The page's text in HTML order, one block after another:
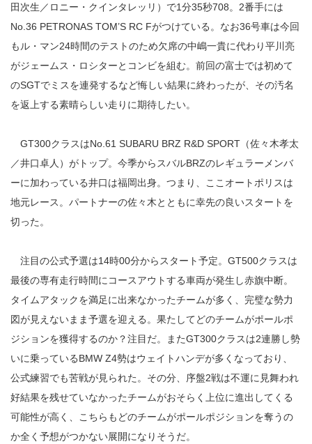
田次生／ロニー・クインタレッリ）で1分35秒708。2番手には
No.36 PETRONAS TOM’S RC Fがつけている。なお36号車は今回
もル・マン24時間のテストのため欠席の中嶋一貴に代わり平川亮
がジェームス・ロシターとコンビを組む。前回の富士では初めて
のSGTでミスを連発するなど悔しい結果に終わったが、その汚名
を返上する素晴らしい走りに期待したい。
GT300クラスはNo.61 SUBARU BRZ R&D SPORT（佐々木孝太
／井口卓人）がトップ。今季からスバルBRZのレギュラーメンバ
ーに加わっている井口は福岡出身。つまり、ここオートポリスは
地元レース。パートナーの佐々木とともに幸先の良いスタートを
切った。
注目の公式予選は14時00分からスタート予定。GT500クラスは
最後の専有走行時間にコースアウトする車両が発生し赤旗中断。
タイムアタックを満足に出来なかったチームが多く、完璧な勢力
図が見えないまま予選を迎える。果たしてどのチームがポールポ
ジションを獲得するのか？注目だ。またGT300クラスは2連勝し勢
いに乗っているBMW Z4勢はウェイトハンデが多くなっており、
公式練習でも苦戦が見られた。その分、序盤2戦は不運に見舞われ
好結果を残せていなかったチームがおそらく上位に進出してくる
可能性が高く、こちらもどのチームがポールポジションを奪うの
か全く予想がつかない展開になりそうだ。